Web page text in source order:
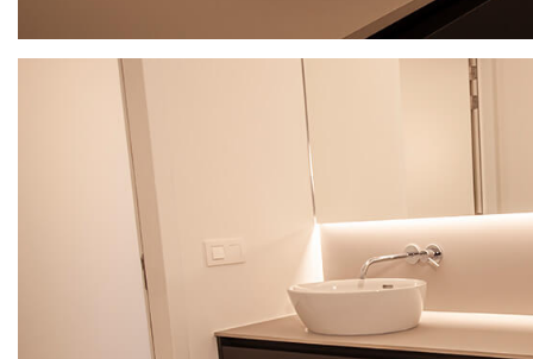
CONTACT